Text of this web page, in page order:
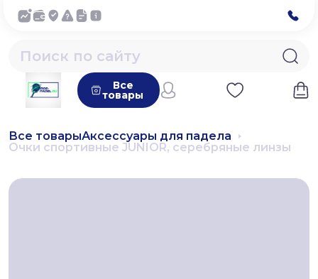
Все
товары
Все товарыАксессуары для падела
Очки спортивные JUNIOR, серебряные линзы